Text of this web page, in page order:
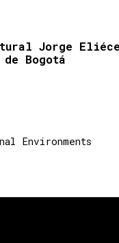
Jorge
Bogotá
Environments